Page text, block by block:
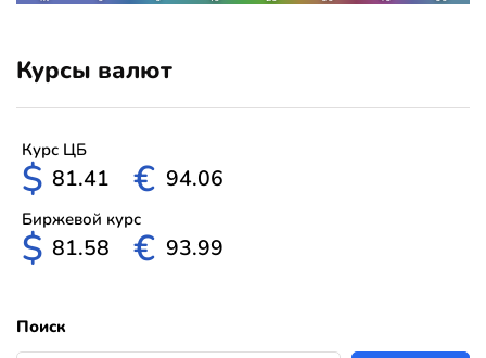
Курсы валют
Курс ЦБ
$ 81.41 € 94.06
Биржевой курс
$ 81.58 € 93.99
Поиск